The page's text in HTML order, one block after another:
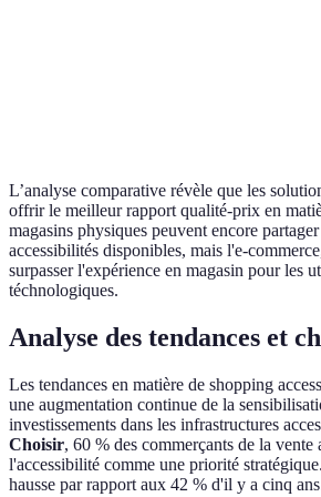
L’analyse comparative révèle que les
offrir le meilleur rapport qualité-prix en
magasins physiques peuvent encore
accessibilités disponibles, mais l'e-
surpasser l'expérience en magasin pour les
téchnologiques.
Analyse des tendances et
Les tendances en matière de shopping
une augmentation continue de la
investissements dans les infrastructures
Choisir, 60 % des commerçants de la vente
l'accessibilité comme une priorité
hausse par rapport aux 42 % d'il y a cinq